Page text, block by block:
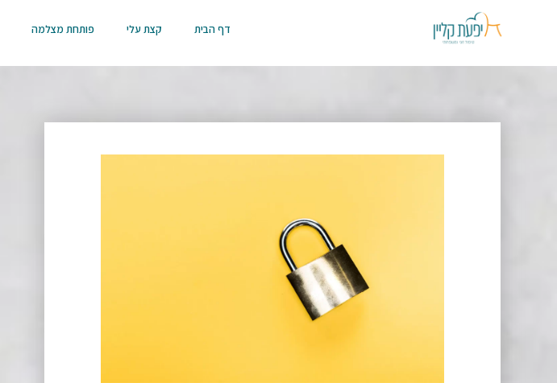
דף הבית קצת עלי פותחת מצלמה